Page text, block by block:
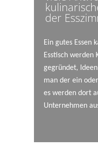
der
Ein gutes Essen
Esstisch werden
gegründet,
man der ein
es werden dort
Unternehmen